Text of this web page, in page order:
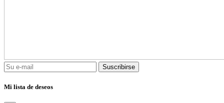
Suscribirse
Mi lista de deseos